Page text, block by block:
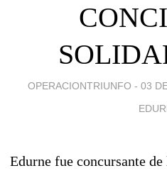
OPERACIONTRIUNFO - 03
Edurne fue concursante